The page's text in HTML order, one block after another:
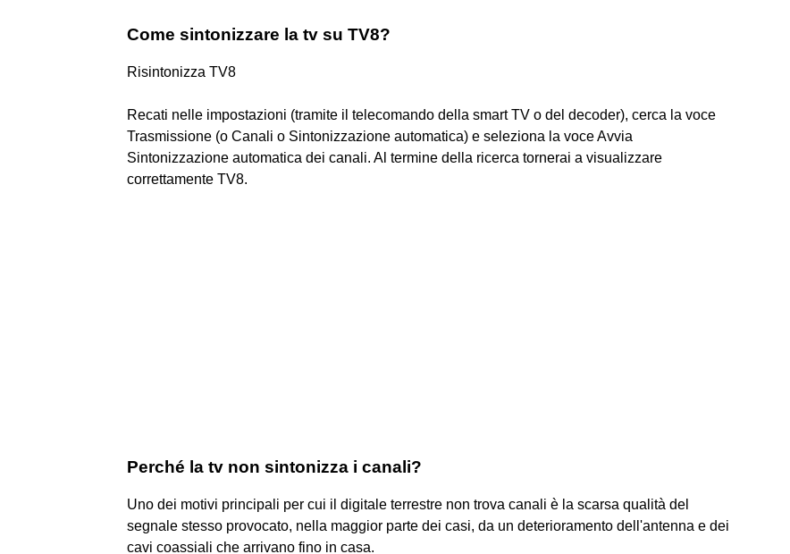
Come sintonizzare la tv su TV8?
Risintonizza TV8
Recati nelle impostazioni (tramite il telecomando della smart TV o del decoder), cerca la voce
Trasmissione (o Canali o Sintonizzazione automatica) e seleziona la voce Avvia
Sintonizzazione automatica dei canali. Al termine della ricerca tornerai a visualizzare
correttamente TV8.
Perché la tv non sintonizza i canali?
Uno dei motivi principali per cui il digitale terrestre non trova canali è la scarsa qualità del
segnale stesso provocato, nella maggior parte dei casi, da un deterioramento dell'antenna e dei
cavi coassiali che arrivano fino in casa.